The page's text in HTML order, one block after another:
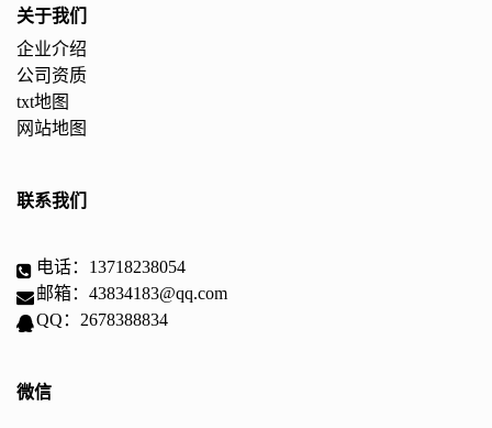
关于我们
企业介绍
公司资质
txt地图
网站地图
联系我们
电话：13718238054
邮箱：43834183@qq.com
QQ：2678388834
微信